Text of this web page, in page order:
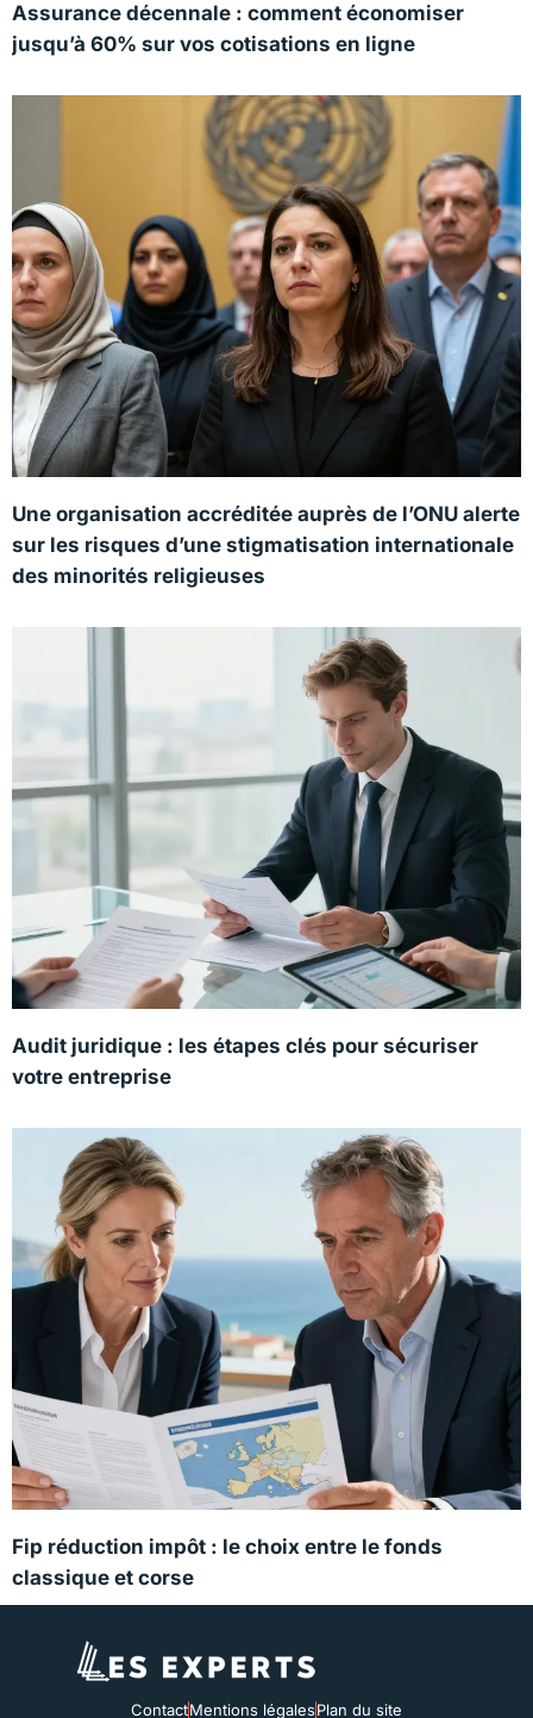
Assurance décennale : comment économiser
jusqu’à 60% sur vos cotisations en ligne
Une organisation accréditée auprès de l’ONU alerte
sur les risques d’une stigmatisation internationale
des minorités religieuses
Audit juridique : les étapes clés pour sécuriser
votre entreprise
Fip réduction impôt : le choix entre le fonds
classique et corse
ContactMentions légalesPlan du site